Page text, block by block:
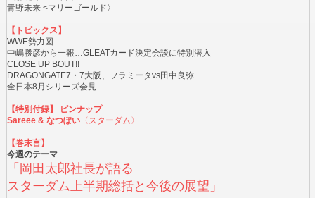
青野未来 <マリーゴールド〉
【トピックス】
WWE勢力図
中嶋勝彦から一報…GLEATカード決定会談に特別潜入
CLOSE UP BOUT!!
DRAGONGATE7・7大阪、フラミータvs田中良弥
全日本8月シリーズ会見
【特別付録】 ピンナップ
Sareee & なつぽい〈スターダム〉
【巻末言】
今週のテーマ
「岡田太郎社長が語る
スターダム上半期総括と今後の展望」